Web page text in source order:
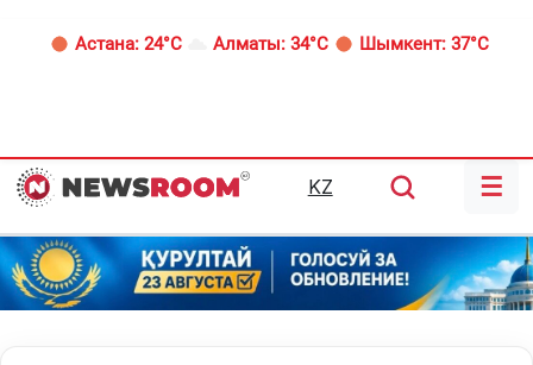
Астана: 24°C Алматы: 34°C Шымкент: 37°C
KZ ☰